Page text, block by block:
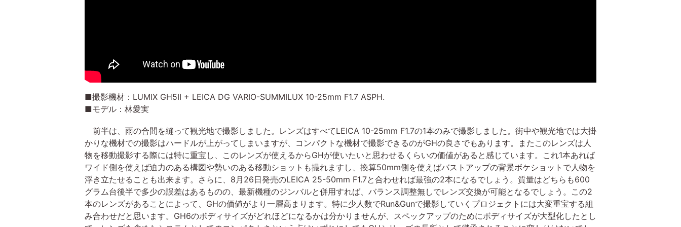
■撮影機材：LUMIX GH5II + LEICA DG VARIO-SUMMILUX 10-25mm F1.7 ASPH.
■モデル：林愛実
前半は、雨の合間を縫って観光地で撮影しました。レンズはすべてLEICA 10-25mm F1.7の1本のみで撮影しました。街中や観光地では大掛
かりな機材での撮影はハードルが上がってしまいますが、コンパクトな機材で撮影できるのがGHの良さでもあります。またこのレンズは人
物を移動撮影する際には特に重宝し、このレンズが使えるからGHが使いたいと思わせるくらいの価値があると感じています。これ1本あれば
ワイド側を使えば迫力のある構図や勢いのある移動ショットも撮れますし、換算50mm側を使えばバストアップの背景ボケショットで人物を
浮き立たせることも出来ます。さらに、8月26日発売のLEICA 25-50mm F1.7と合わせれば最強の2本になるでしょう。質量はどちらも600
グラム台後半で多少の誤差はあるものの、最新機種のジンバルと併用すれば、バランス調整無しでレンズ交換が可能となるでしょう。この2
本のレンズがあることによって、GHの価値がより一層高まります。特に少人数でRun&Gunで撮影していくプロジェクトには大変重宝する組
み合わせだと思います。GH6のボディサイズがどれほどになるかは分かりませんが、スペックアップのためにボディサイズが大型化したとし